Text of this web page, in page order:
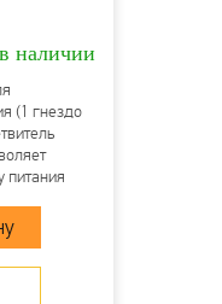
наличии
(1 гнездо
питания
Выход: 8